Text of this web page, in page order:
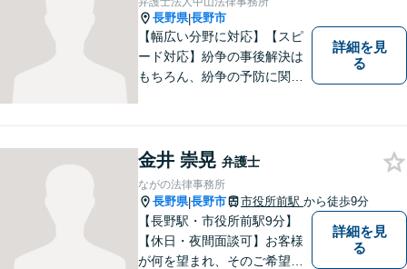
組みます！【駐車場有】
長野県|長野市
【幅広い分野に対応】【スピ
ード対応】紛争の事後解決は
もちろん、紛争の予防に関す
する癖をつけることを勧めて
おります。早期相談が早期解
決に繋がりますのでお気軽に
ご相談ください。
詳細を見
る
金井 崇晃 弁護士
ながの法律事務所
長野県|長野市 市役所前駅 から徒歩9分
【長野駅・市役所前駅9分】
【休日・夜間面談可】お客様
が何を望まれ、そのご希望を
詳細を見
る